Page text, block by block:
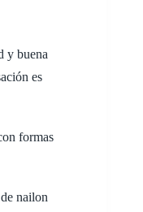
y buena
es
formas
nailon